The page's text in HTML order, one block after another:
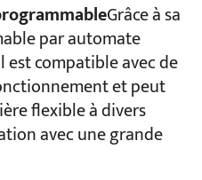
Grâce à sa
par automate
est compatible avec de
et peut
flexible à divers
avec une grande